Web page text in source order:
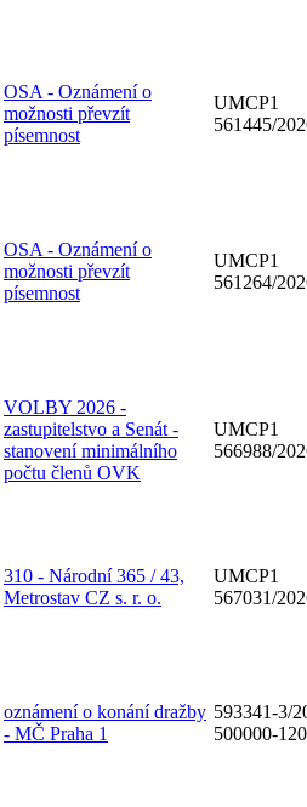
OSA - Oznámení o
možnosti převzít
písemnost
UMCP1
561445/
OSA - Oznámení o
možnosti převzít
písemnost
UMCP1
561264/
VOLBY 2026 -
zastupitelstvo a Senát -
stanovení minimálního
počtu členů OVK
UMCP1
566988/
310 - Národní 365 / 43,
Metrostav CZ s. r. o.
UMCP1
567031/
oznámení o konání dražby
- MČ Praha 1
593341-3/
500000-